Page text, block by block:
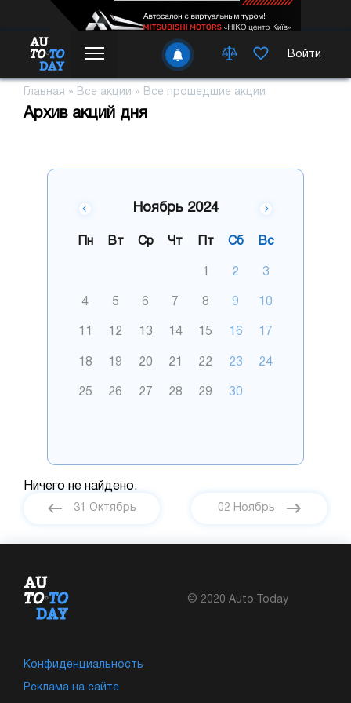
Войти
Главная » Все акции » Все прошедшие акции
Архив акций дня
Ноябрь 2024
Пн Вт Ср Чт Пт Сб Вс
1 2 3
4 5 6 7 8 9 10
12 13 14 15 16 17
18 19 20 21 22 23 24
25 26 27 28 29 30
Ничего не найдено.
31 Октябрь 02 Ноябрь
© 2020 Auto.Today
Конфиденциальность
Реклама на сайте